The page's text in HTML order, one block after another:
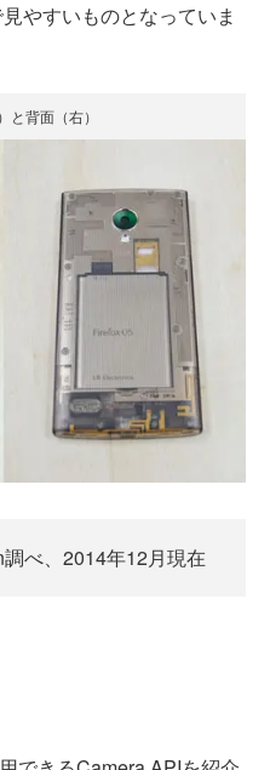
やすいものとなっていま
と背面（右）
べ、2014年12月現在